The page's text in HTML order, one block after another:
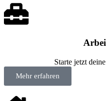
Starte jetzt
Mehr erfahren